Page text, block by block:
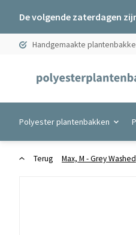
De volgende zaterdagen
Handgemaakte
Polyester plantenbakken
Terug Max, M - Grey Washed